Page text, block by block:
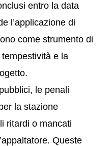
entro la data
l’applicazione di
come strumento di
e la
le penali
la stazione
ritardi o mancati
Queste